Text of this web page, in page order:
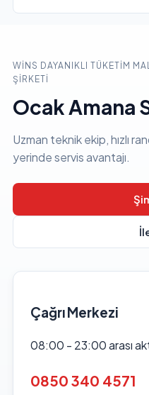
WINS DAYANIKLI TÜKETIM
ŞIRKETI
Ocak Amana
Uzman teknik ekip, hızlı
yerinde servis avantajı.
Çağrı Merkezi
08:00 - 23:00 arası
0850 340 4571